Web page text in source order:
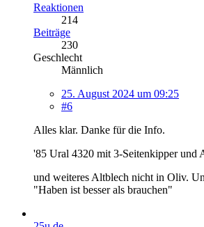
Reaktionen
214
Beiträge
230
Geschlecht
Männlich
25. August 2024 um 09:25
#6
Alles klar. Danke für die Info.
'85 Ural 4320 mit 3-Seitenkipper und
und weiteres Altblech nicht in Oliv.
"Haben ist besser als brauchen"